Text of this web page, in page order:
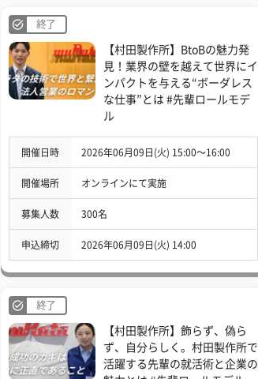
終了
【村田製作所】BtoBの魅力発
見！業界の壁を越えて世界にイ
ンパクトを与える“ボーダレス
な仕事”とは #先輩ロールモデ
ル
開催日時 2026年06月09日(火) 15:00〜16:00
開催場所 オンラインにて実施
募集人数 300名
申込締切 2026年06月09日(火) 14:00
終了
【村田製作所】飾らず、偽ら
ず、自分らしく。村田製作所で
活躍する先輩の就活術と企業の